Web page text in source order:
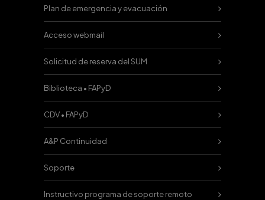
Plan de emergencia y evacuación
Acceso webmail
Solicitud de reserva del SUM
Biblioteca • FAPyD
CDV • FAPyD
A&P Continuidad
Soporte
Instructivo programa de soporte remoto